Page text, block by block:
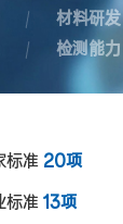
可持续发
核防护
成都盛帮
核盾新材
司
材料研发
检测能力
标准 20项
标准 13项